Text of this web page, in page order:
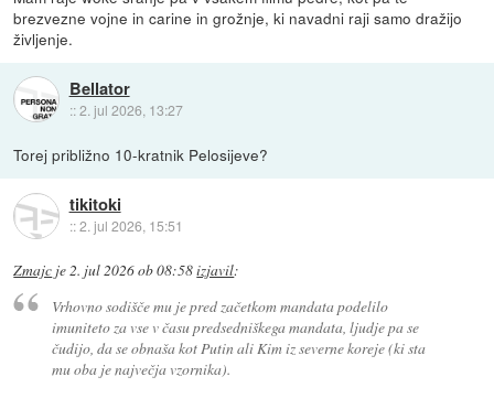
brezvezne vojne in carine in grožnje, ki navadni raji samo dražijo
življenje.
Bellator
::2. jul 2026, 13:27
Torej približno 10-kratnik Pelosijeve?
tikitoki
::2. jul 2026, 15:51
Zmajc je2. jul 2026 ob 08:58izjavil:
Vrhovno sodišče mu je pred začetkom mandata podelilo
imuniteto za vse v času predsedniškega mandata, ljudje pa se
čudijo, da se obnaša kot Putin ali Kim iz severne koreje (ki sta
mu oba je največja vzornika).